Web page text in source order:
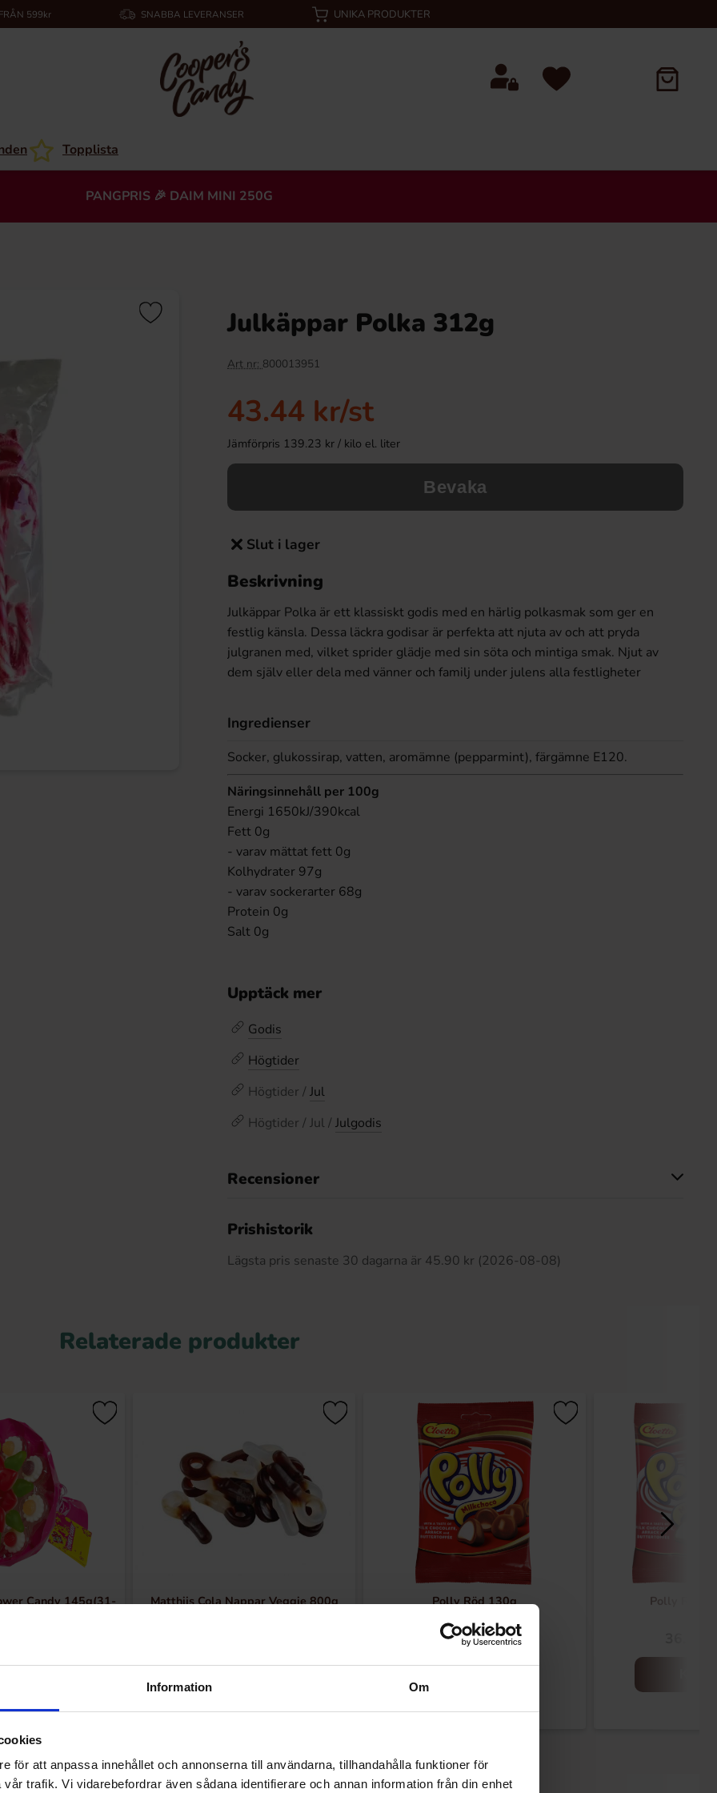
Information Om
för att anpassa innehållet och annonserna till användarna, tillhandahålla funktioner för
trafik. Vi vidarebefordrar även sådana identifierare och annan information från din enhet
599kr SNABBA LEVERANSER UNIKA PRODUKTER
Topplista
PANGPRIS 🎉 DAIM MINI 250G
Julkäppar Polka 312g
Art nr: 800013951
43.44 kr/st
Jämförpris 139.23 kr / kilo el. liter
Bevaka
Slut i lager
Beskrivning
Julkäppar Polka är ett klassiskt godis med en härlig polkasmak som ger en
festlig känsla. Dessa läckra godisar är perfekta att njuta av och att pryda
julgranen med, vilket sprider glädje med sin söta och mintiga smak. Njut av
dem själv eller dela med vänner och familj under julens alla festligheter
Ingredienser
Socker, glukossirap, vatten, aromämne (pepparmint), färgämne E120.
Näringsinnehåll per 100g
Energi 1650kJ/390kcal
Fett 0g
- varav mättat fett 0g
Kolhydrater 97g
- varav sockerarter 68g
Protein 0g
Salt 0g
Upptäck mer
Godis
Högtider
Högtider / Jul
Högtider / Jul / Julgodis
Recensioner
Prishistorik
Lägsta pris senaste 30 dagarna är 45.90 kr (2026-08-08)
Relaterade produkter
145g(31-
Matthijs Cola Nappar Veggie 800g Polly Röd 130g
31.13 kr
Polly Röd